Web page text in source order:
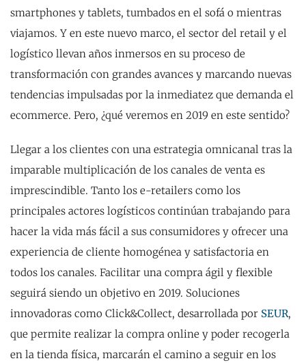
smartphones y tablets, tumbados en el sofá o mientras
viajamos. Y en este nuevo marco, el sector del retail y el
logístico llevan años inmersos en su proceso de
transformación con grandes avances y marcando nuevas
tendencias impulsadas por la inmediatez que demanda el
ecommerce. Pero, ¿qué veremos en 2019 en este sentido?
Llegar a los clientes con una estrategia omnicanal tras la
imparable multiplicación de los canales de venta es
imprescindible. Tanto los e-retailers como los
principales actores logísticos continúan trabajando para
hacer la vida más fácil a sus consumidores y ofrecer una
experiencia de cliente homogénea y satisfactoria en
todos los canales. Facilitar una compra ágil y flexible
seguirá siendo un objetivo en 2019. Soluciones
innovadoras como Click&Collect, desarrollada por SEUR,
que permite realizar la compra online y poder recogerla
en la tienda física, marcarán el camino a seguir en los